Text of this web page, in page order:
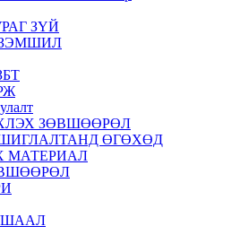
ЗҮЙ
ЗӨВШӨӨРӨЛ
ӨГӨХӨД
МАТЕРИАЛ